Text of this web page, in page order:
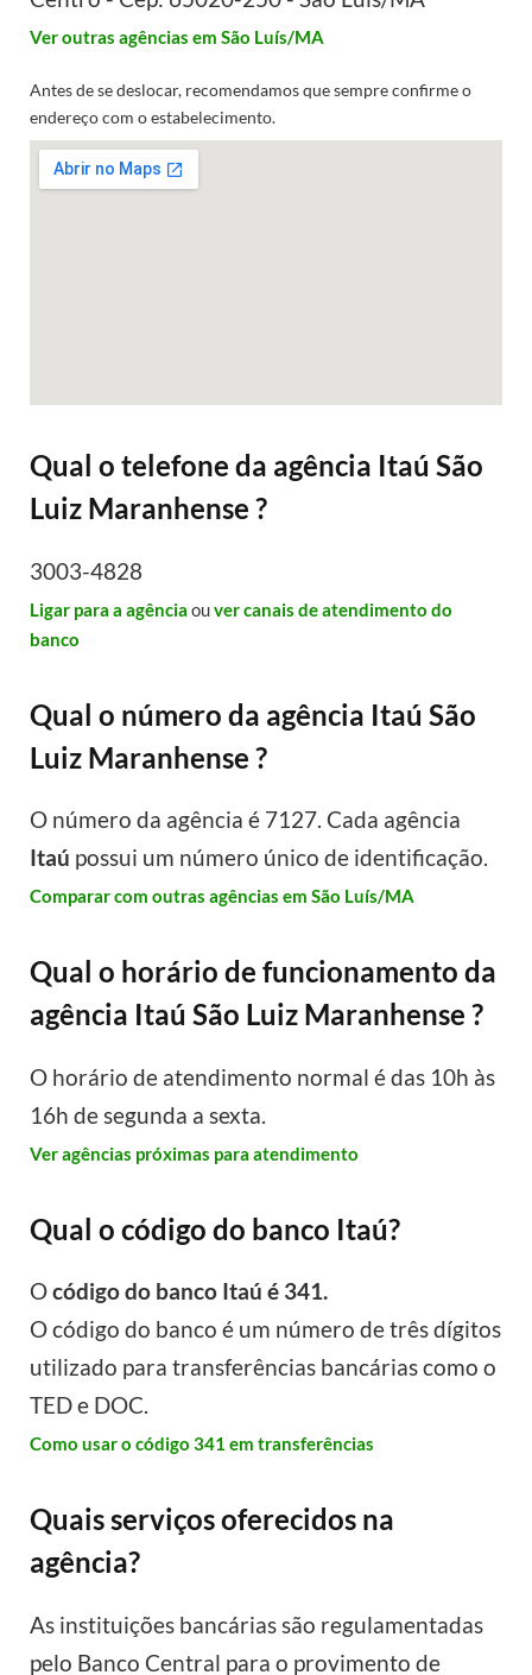
Ver outras agências em São Luís/MA
Antes de se deslocar, recomendamos que sempre confirme o
endereço com o estabelecimento.
Qual o telefone da agência Itaú São
Luiz Maranhense ?
3003-4828
Ligar para a agência ouver canais de atendimento do
banco
Qual o número da agência Itaú São
Luiz Maranhense ?
O número da agência é 7127. Cada agência
Itaú possui um número único de identificação.
Comparar com outras agências em São Luís/MA
Qual o horário de funcionamento da
agência Itaú São Luiz Maranhense ?
O horário de atendimento normal é das 10h às
16h de segunda a sexta.
Ver agências próximas para atendimento
Qual o código do banco Itaú?
Ocódigo do banco Itaú é 341.
O código do banco é um número de três dígitos
utilizado para transferências bancárias como o
TED e DOC.
Como usar o código 341 em transferências
Quais serviços oferecidos na
agência?
As instituições bancárias são regulamentadas
pelo Banco Central para o provimento de